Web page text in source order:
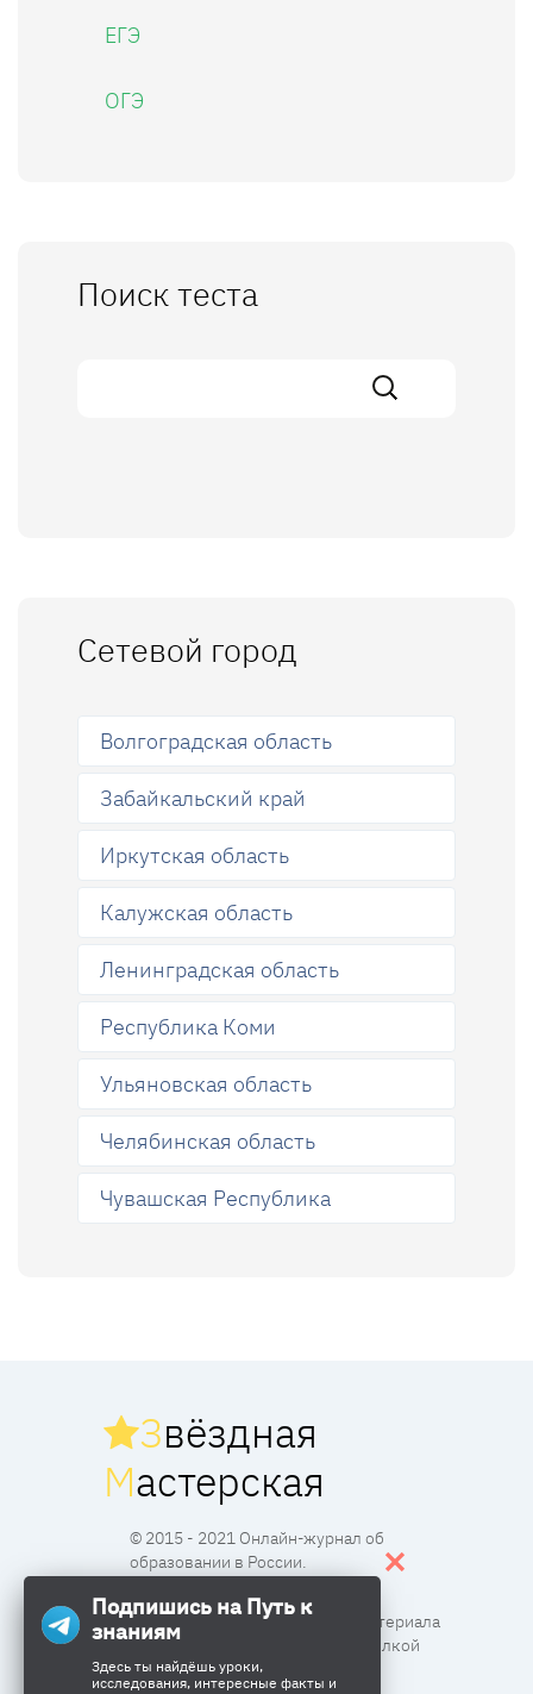
ЕГЭ
ОГЭ
Поиск теста
Сетевой город
Волгоградская область
Забайкальский край
Иркутская область
Калужская область
Ленинградская область
Республика Коми
Ульяновская область
Челябинская область
Чувашская Республика
Звёздная
Мастерская
© 2015 - 2021 Онлайн-журнал об
образовании в России.
Все права защищены. Перпечатка материала
разрешена с согласия редакции и ссылкой
Подпишись на Путь к
знаниям
Здесь ты найдёшь уроки,
исследования, интересные факты и